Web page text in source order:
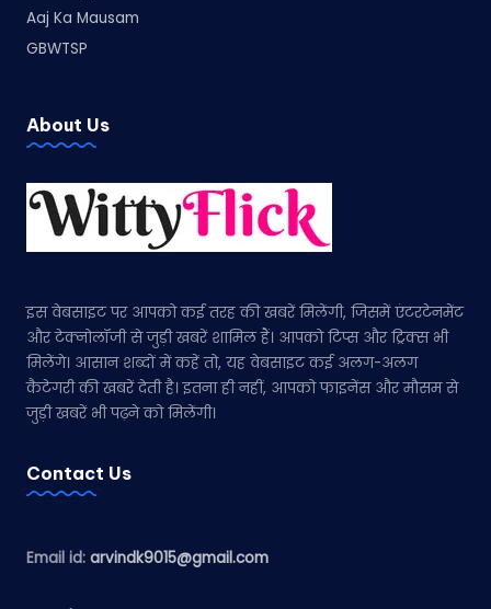
Aaj Ka Mausam
GBWTSP
About Us
इस वेबसाइट पर आपको कई तरह की खबरें मिलेंगी, जिसमें एंटरटेनमेंट
और टेक्नोलॉजी से जुड़ी खबरें शामिल हैं। आपको टिप्स और ट्रिक्स भी
मिलेंगे। आसान शब्दों में कहें तो, यह वेबसाइट कई अलग-अलग
कैटेगरी की खबरें देती है। इतना ही नहीं, आपको फाइनेंस और मौसम से
जुड़ी खबरें भी पढ़ने को मिलेंगी।
Contact Us
Email id: arvindk9015@gmail.com